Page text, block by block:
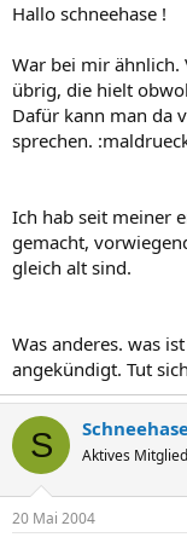
Hallo schneehase !
War bei mir ähnlich.
übrig, die hielt
Dafür kann man da
sprechen.
Ich hab seit meiner
gemacht,
gleich alt sind.
Was anderes. was
angekündigt. Tut
S Aktives Mitglied
20 Mai 2004